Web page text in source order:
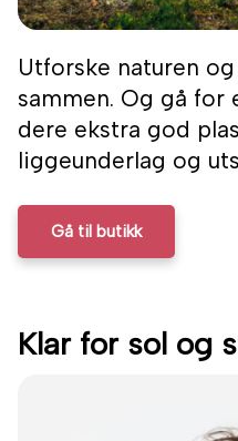
Utforske naturen
sammen. Og gå for
dere ekstra god
liggeunderlag og
Gå til butikk
Klar for sol og